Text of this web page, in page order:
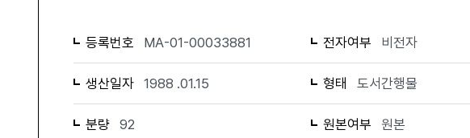
등록번호 MA-01-00033881 전자여부 비전자
생산일자 1988 .01.15 형태 도서간행물
분량 92 원본여부 원본